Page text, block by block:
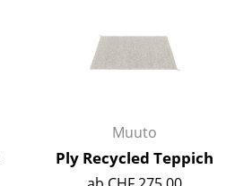
Muuto
Ply Recycled Teppich